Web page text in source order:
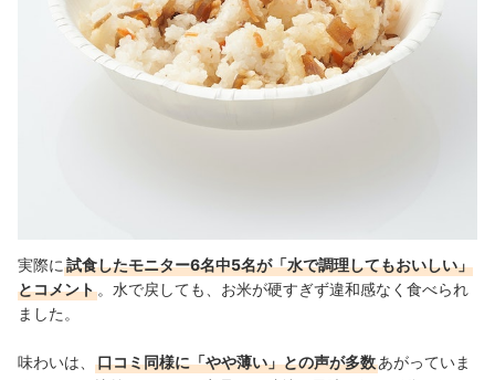
実際に 試食したモニター6名中5名が「水で調理してもおいしい」
とコメント 。水で戻しても、お米が硬すぎず違和感なく食べられ
ました。
味わいは、 口コミ同様に「やや薄い」との声が多数あがっていま